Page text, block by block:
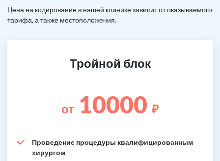
Цена на кодирование в нашей клинике зависит от оказываемого
тарифа, а также местоположения.
Тройной блок
от 10000 ₽
Проведение процедуры квалифицированным
хирургом